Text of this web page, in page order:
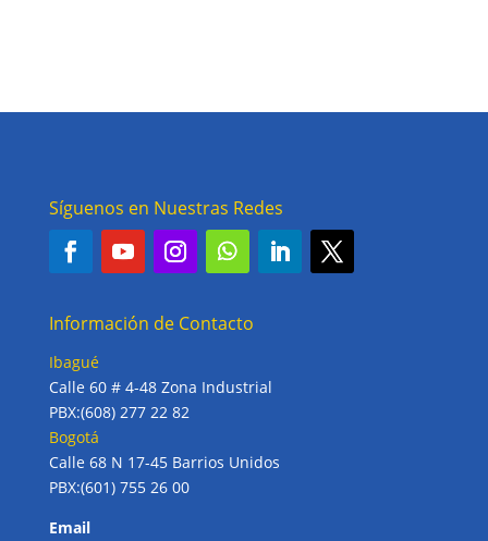
Síguenos en Nuestras Redes
Información de Contacto
Ibagué
Calle 60 # 4-48 Zona Industrial
PBX:(608) 277 22 82
Bogotá
Calle 68 N 17-45 Barrios Unidos
PBX:(601) 755 26 00
Email